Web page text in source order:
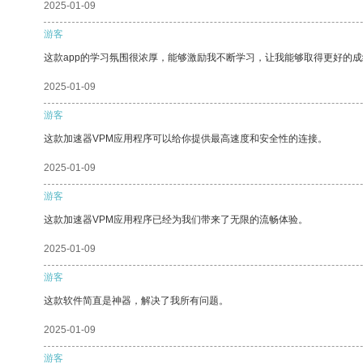
2025-01-09
游客
这款app的学习氛围很浓厚，能够激励我不断学习，让我能够取得更好的
2025-01-09
游客
这款加速器VPM应用程序可以给你提供最高速度和安全性的连接。
2025-01-09
游客
这款加速器VPM应用程序已经为我们带来了无限的流畅体验。
2025-01-09
游客
这款软件简直是神器，解决了我所有问题。
2025-01-09
游客